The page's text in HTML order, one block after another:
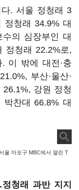
. 서울 정청래 3
정청래 34.9% 대
의 심장부인 대
정청래 22.2%로,
이 밖에 대전·충
부산·울산·
강원 정청
찬대 66.8% 대
울 마포구 MBC에서 열린 T
청래 과반 지지